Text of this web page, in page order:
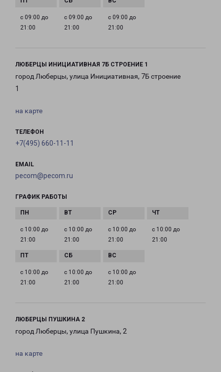
с 09:00 до
21:00
с 09:00 до
21:00
с 09:00 до
21:00
ЛЮБЕРЦЫ ИНИЦИАТИВНАЯ 7Б СТРОЕНИЕ 1
город Люберцы, улица Инициативная, 7Б строение
1
на карте
ТЕЛЕФОН
+7(495) 660-11-11
EMAIL
pecom@pecom.ru
ГРАФИК РАБОТЫ
с 10:00 до
21:00
с 10:00 до
21:00
с 10:00 до
21:00
с 10:00 до
21:00
с 10:00 до
21:00
с 10:00 до
21:00
с 10:00 до
21:00
ЛЮБЕРЦЫ ПУШКИНА 2
город Люберцы, улица Пушкина, 2
на карте